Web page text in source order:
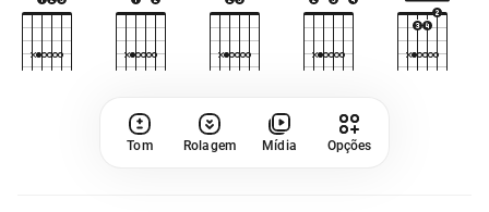
Tom Rolagem Mídia Opções